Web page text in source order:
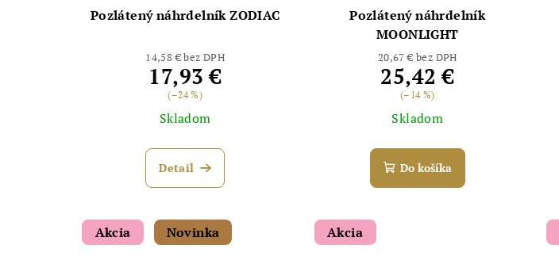
Pozlátený náhrdelník ZODIAC
14,58 € bez DPH
17,93 €
(–24 %)
Skladom
Detail
Pozlátený náhrdelník
MOONLIGHT
20,67 € bez DPH
25,42 €
(–14 %)
Skladom
Do košíka
Akcia Novinka Akcia